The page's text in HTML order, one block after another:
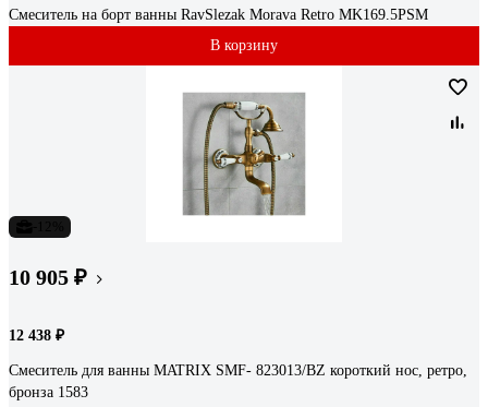
Смеситель на борт ванны RavSlezak Morava Retro MK169.5PSM
В корзину
10 905 ₽
12 438 ₽
Смеситель для ванны MATRIX SMF- 823013/BZ короткий нос, ретро,
бронза 1583